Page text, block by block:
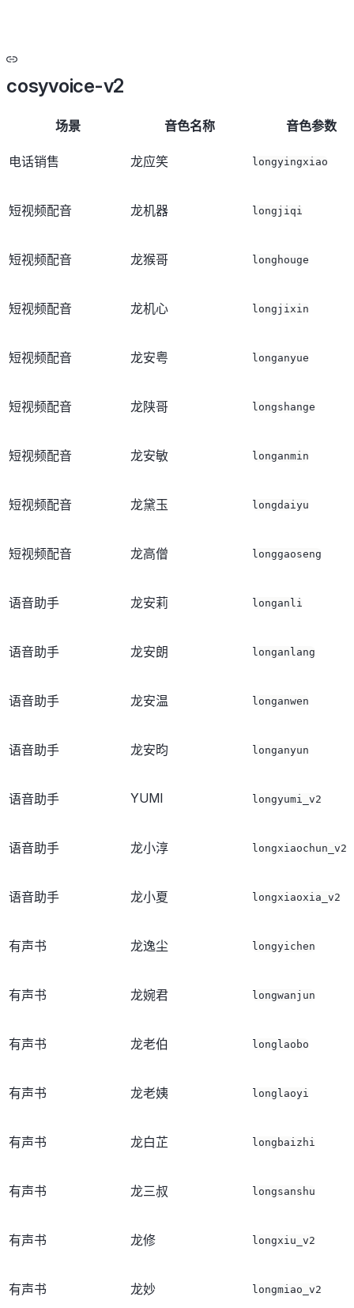
cosyvoice-v2
场景 音色名称 音色参数
电话销售 龙应笑 longyingxiao
短视频配音 龙机器 longjiqi
短视频配音 龙猴哥 longhouge
短视频配音 龙机心 longjixin
短视频配音 龙安粤 longanyue
短视频配音 龙陕哥 longshange
短视频配音 龙安敏 longanmin
短视频配音 龙黛玉 longdaiyu
短视频配音 龙高僧 longgaoseng
语音助手 龙安莉 longanli
语音助手 龙安朗 longanlang
语音助手 龙安温 longanwen
语音助手 龙安昀 longanyun
语音助手 YUMI longyumi_v2
语音助手 龙小淳 longxiaochun_v2
语音助手 龙小夏 longxiaoxia_v2
有声书 龙逸尘 longyichen
有声书 龙婉君 longwanjun
有声书 龙老伯 longlaobo
有声书 龙老姨 longlaoyi
有声书 龙白芷 longbaizhi
有声书 龙三叔 longsanshu
有声书 龙修 longxiu_v2
有声书 龙妙 longmiao_v2